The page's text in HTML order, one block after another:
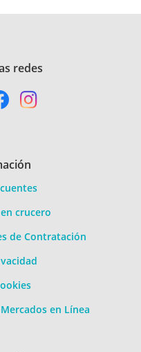
redes
crucero
de Contratación
en Línea